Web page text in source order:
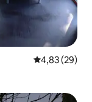
Середня
4,83 (29)